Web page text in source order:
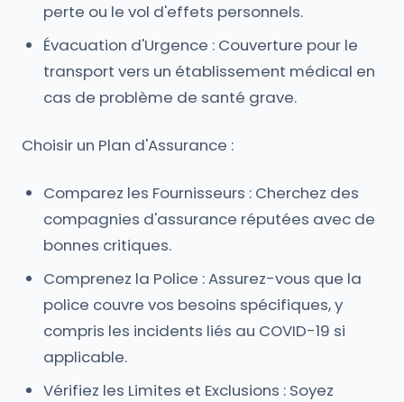
perte ou le vol d'effets personnels.
Évacuation d'Urgence : Couverture pour le
transport vers un établissement médical en
cas de problème de santé grave.
Choisir un Plan d'Assurance :
Comparez les Fournisseurs : Cherchez des
compagnies d'assurance réputées avec de
bonnes critiques.
Comprenez la Police : Assurez-vous que la
police couvre vos besoins spécifiques, y
compris les incidents liés au COVID-19 si
applicable.
Vérifiez les Limites et Exclusions : Soyez